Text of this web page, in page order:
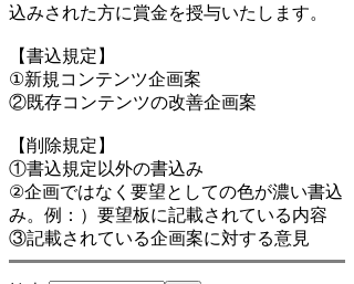
込みされた方に賞金を授与いたします。
【書込規定】
①新規コンテンツ企画案
②既存コンテンツの改善企画案
【削除規定】
①書込規定以外の書込み
②企画ではなく要望としての色が濃い書込
み。例：）要望板に記載されている内容
③記載されている企画案に対する意見